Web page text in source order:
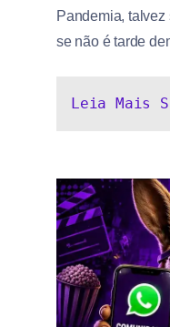
Pandemia,
se não é tarde
Leia Mais